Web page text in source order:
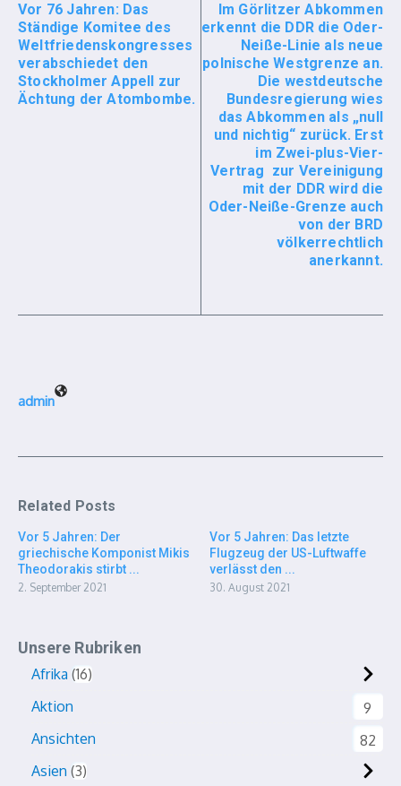
Vor 76 Jahren: Das
Ständige Komitee des
Weltfriedenskongresses
verabschiedet den
Stockholmer Appell zur
Ächtung der Atombombe.
Im Görlitzer Abkommen
erkennt die DDR die Oder-
Neiße-Linie als neue
polnische Westgrenze an.
Die westdeutsche
Bundesregierung wies
das Abkommen als „null
und nichtig“ zurück. Erst
im Zwei-plus-Vier-
Vertrag zur Vereinigung
mit der DDR wird die
Oder-Neiße-Grenze auch
von der BRD
völkerrechtlich
anerkannt.
admin
Related Posts
Vor 5 Jahren: Der
griechische Komponist Mikis
Theodorakis stirbt ...
2. September 2021
Vor 5 Jahren: Das letzte
Flugzeug der US-Luftwaffe
verlässt den ...
30. August 2021
Unsere Rubriken
Afrika 16
Aktion
9
Ansichten
82
Asien 3